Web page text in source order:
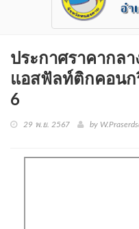
ประกาศราคากล
แอสฟัลท์ติกคอน
6
29 พ.ย. 2567 by